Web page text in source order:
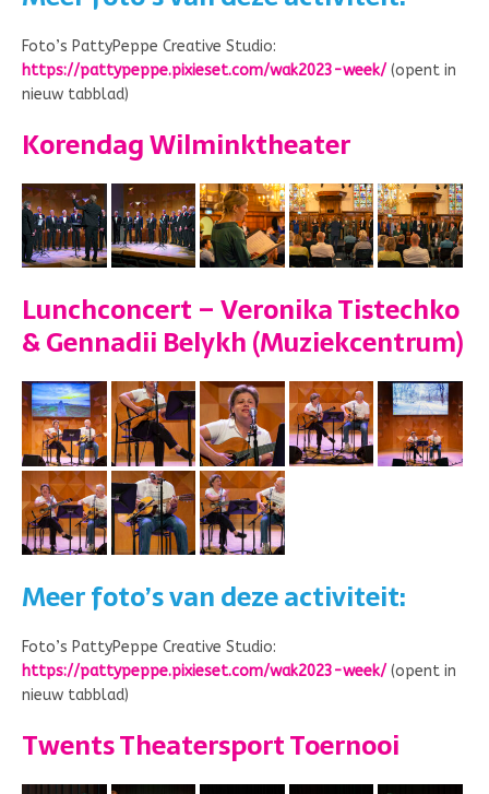
Foto’s PattyPeppe Creative Studio:
https://pattypeppe.pixieset.com/wak2023-week/ (opent in
nieuw tabblad)
Korendag Wilminktheater
Lunchconcert – Veronika Tistechko
& Gennadii Belykh (Muziekcentrum)
Meer foto’s van deze activiteit:
Foto’s PattyPeppe Creative Studio:
https://pattypeppe.pixieset.com/wak2023-week/ (opent in
nieuw tabblad)
Twents Theatersport Toernooi